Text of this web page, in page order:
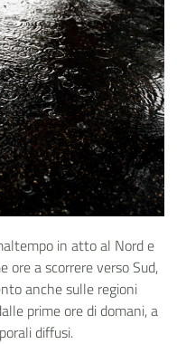
in atto al Nord e
ore a scorrere verso Sud,
anche sulle regioni
prime ore di domani, a
diffusi.